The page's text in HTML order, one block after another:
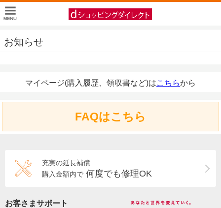
お知らせ
マイページ(購入履歴、領収書など)はこちらから
FAQはこちら
充実の延長補償
購入金額内で 何度でも修理OK
お客さまサポート